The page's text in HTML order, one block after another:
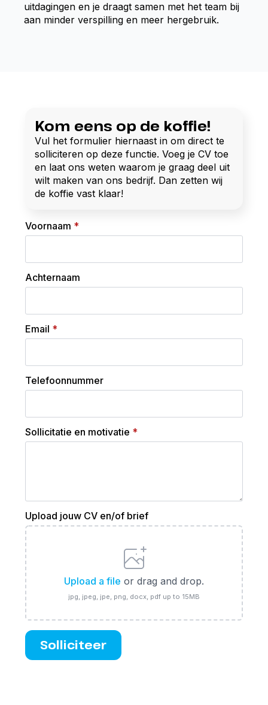
uitdagingen en je draagt samen met het team bij
aan minder verspilling en meer hergebruik.
Kom eens op de koffie!
Vul het formulier hiernaast in om direct te
solliciteren op deze functie. Voeg je CV toe
en laat ons weten waarom je graag deel uit
wilt maken van ons bedrijf. Dan zetten wij
de koffie vast klaar!
Voornaam *
Achternaam
Email *
Telefoonnummer
Sollicitatie en motivatie *
Upload jouw CV en/of brief
Upload a file or drag and drop.
jpg, jpeg, jpe, png, docx, pdf up to 15MB
Solliciteer